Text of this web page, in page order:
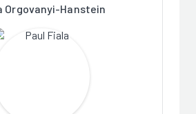
Orgovanyi-Hanstein